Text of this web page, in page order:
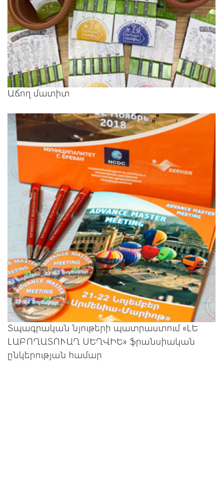
Աճող մատիտ
Տպագրական նյութերի պատրաստում «ԼԵ
ԼԱԲՈՂԱՏՈՒԱՂ ՍԵՂՎԻԵ» ֆրանսիական
ընկերության համար